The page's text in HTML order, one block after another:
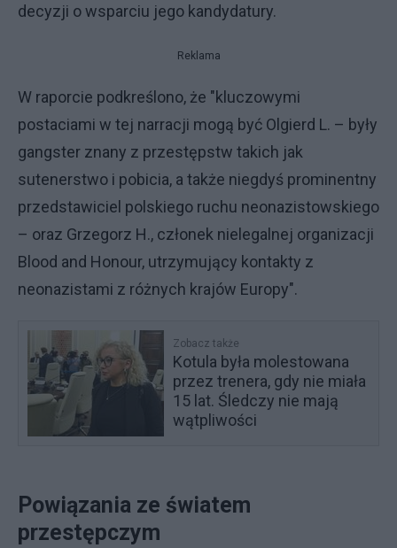
decyzji o wsparciu jego kandydatury.
Reklama
W raporcie podkreślono, że "kluczowymi
postaciami w tej narracji mogą być Olgierd L. – były
gangster znany z przestępstw takich jak
sutenerstwo i pobicia, a także niegdyś prominentny
przedstawiciel polskiego ruchu neonazistowskiego
– oraz Grzegorz H., członek nielegalnej organizacji
Blood and Honour, utrzymujący kontakty z
neonazistami z różnych krajów Europy".
Zobacz także
Kotula była molestowana
przez trenera, gdy nie miała
15 lat. Śledczy nie mają
wątpliwości
Powiązania ze światem
przestępczym